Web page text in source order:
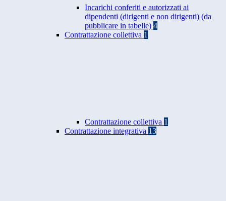
Incarichi conferiti e autorizzati ai
dipendenti (dirigenti e non dirigenti) (da
pubblicare in tabelle) 4
Contrattazione collettiva 1
Contrattazione collettiva 1
Contrattazione integrativa 13